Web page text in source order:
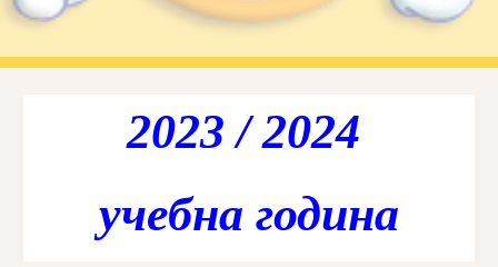
2023 / 2024
учебна година